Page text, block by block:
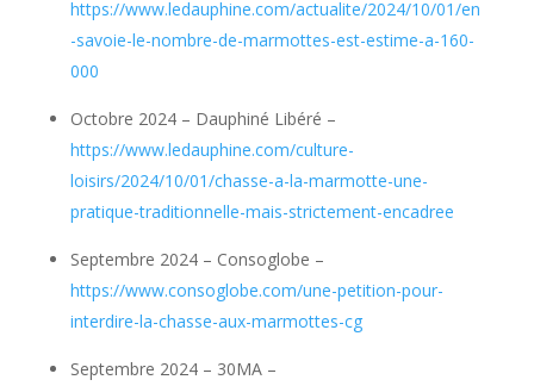
https://www.ledauphine.com/actualite/2024/10/01/en
-savoie-le-nombre-de-marmottes-est-estime-a-160-
000
Octobre 2024 – Dauphiné Libéré –
https://www.ledauphine.com/culture-
loisirs/2024/10/01/chasse-a-la-marmotte-une-
pratique-traditionnelle-mais-strictement-encadree
Septembre 2024 – Consoglobe –
https://www.consoglobe.com/une-petition-pour-
interdire-la-chasse-aux-marmottes-cg
Septembre 2024 – 30MA –